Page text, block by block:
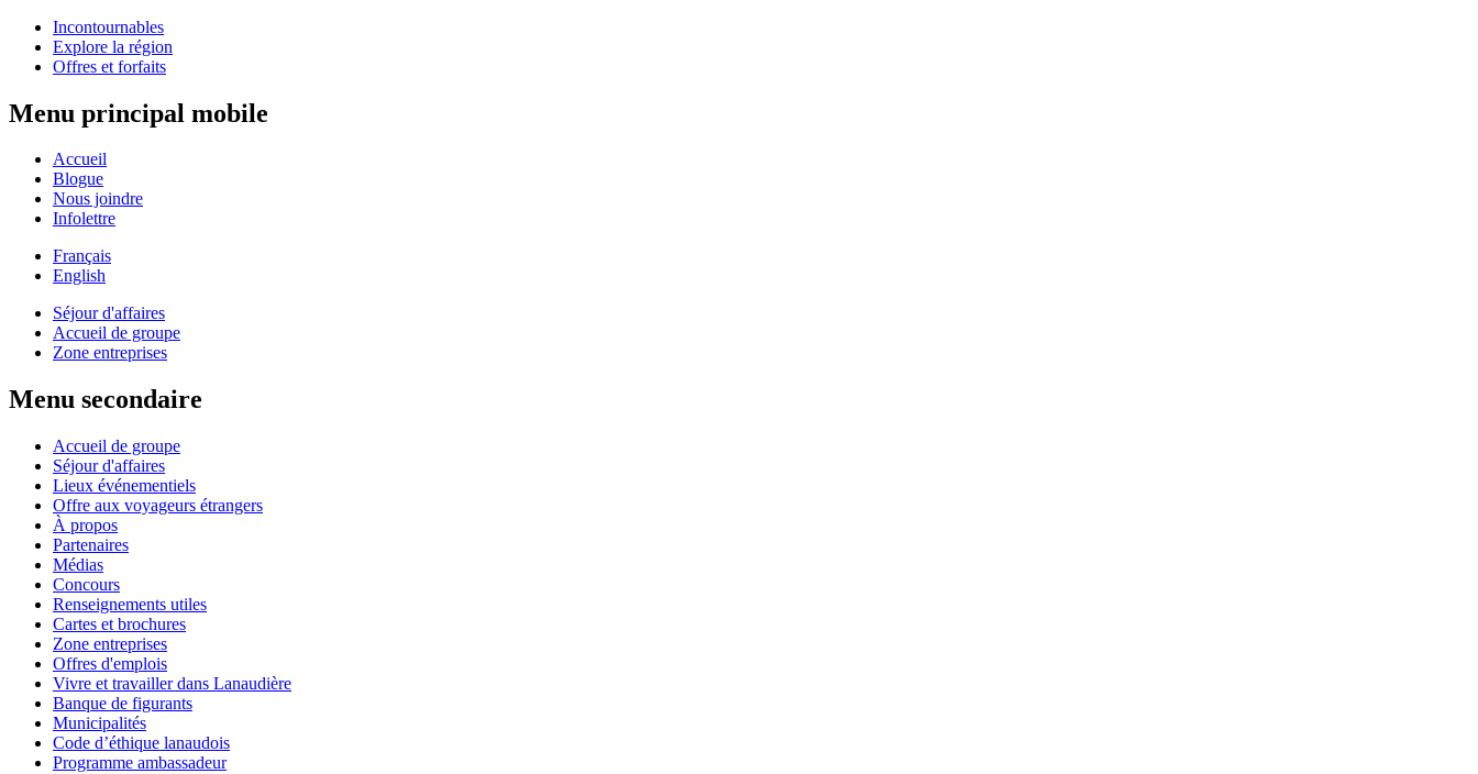
Incontournables
Explore la région
Offres et forfaits
Menu principal mobile
Accueil
Blogue
Nous joindre
Infolettre
Français
English
Séjour d'affaires
Accueil de groupe
Zone entreprises
Menu secondaire
Accueil de groupe
Séjour d'affaires
Lieux événementiels
Offre aux voyageurs étrangers
À propos
Partenaires
Médias
Concours
Renseignements utiles
Cartes et brochures
Zone entreprises
Offres d'emplois
Vivre et travailler dans Lanaudière
Banque de figurants
Municipalités
Code d’éthique lanaudois
Programme ambassadeur